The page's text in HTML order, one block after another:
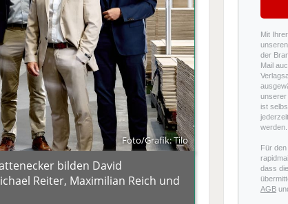
Foto/Grafik: Tilo
bilden David
Reiter, Maximilian Reich und
Mit
der
Mail
unserer
ist
werden.
Für
dass
AGB